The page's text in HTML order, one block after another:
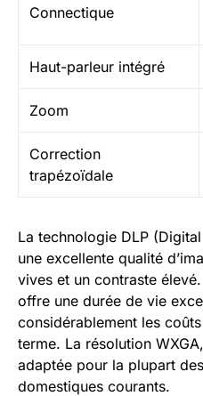
Connectique
Haut-parleur intégré
Zoom
Correction
trapézoïdale
La technologie DLP
une excellente qualité
vives et un contraste
offre une durée de vie
considérablement les
terme. La résolution
adaptée pour la plupart
domestiques courants.